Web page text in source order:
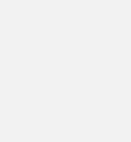
e enfermidades